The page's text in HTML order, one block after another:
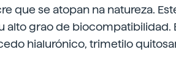
que se atopan na natureza.
alto grao de biocompatibilidad.
hialurónico, trimetilo